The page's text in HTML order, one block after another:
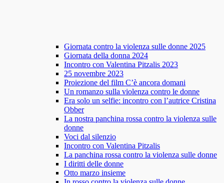
Giornata contro la violenza sulle donne 2025
Giornata della donna 2024
Incontro con Valentina Pitzalis 2023
25 novembre 2023
Proiezione del film C’è ancora domani
Un romanzo sulla violenza contro le donne
Era solo un selfie: incontro con l’autrice Cristina
Obber
La nostra panchina rossa contro la violenza sulle
donne
Voci dal silenzio
Incontro con Valentina Pitzalis
La panchina rossa contro la violenza sulle donne
I diritti delle donne
Otto marzo insieme